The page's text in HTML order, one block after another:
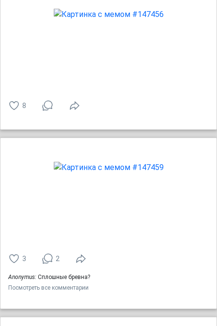
8
3 2
Anonymus: Сплошные бревна?
Посмотреть все комментарии